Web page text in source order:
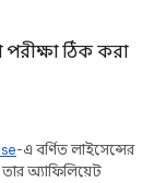
পরীক্ষা ঠিক করা
-এ বর্ণিত লাইসেন্সের
অ্যাফিলিয়েট